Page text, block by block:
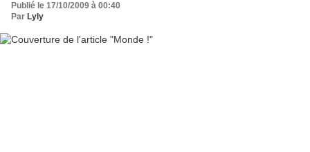
Publié le 17/10/2009 à 00:40
Par Lyly